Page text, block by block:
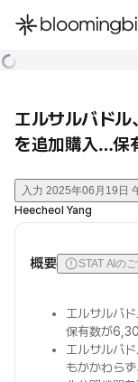
한국어
エルサルバドル
を追加購入…保
入力 2025年06月19日
Heecheol Yang
概要 STAT AIの
エルサルバ
保有数が
エルサルバ
もかかわらず